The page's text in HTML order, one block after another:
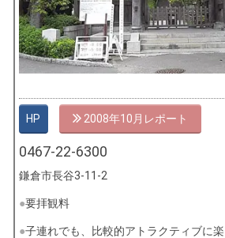
HP 2008年10月
0467-22-6300
鎌倉市長谷3-11-2
要拝観料
子連れでも、比較的アトラクティブに楽